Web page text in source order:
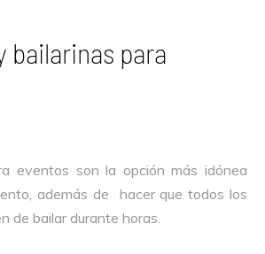
bailarinas para
eventos son la opción más idónea
además de hacer que todos los
de bailar durante horas.